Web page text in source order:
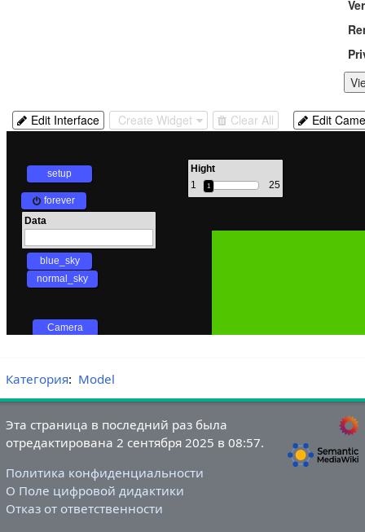
Категория: Model
Эта страница в последний раз была
отредактирована 2 сентября 2025 в 08:57.
Политика конфиденциальности
О Поле цифровой дидактики
Отказ от ответственности